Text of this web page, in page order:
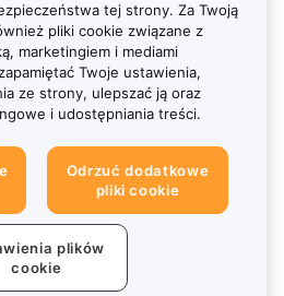
tej strony. Za Twoją
pliki cookie związane z
marketingiem i mediami
Twoje ustawienia,
ze strony, ulepszać ją oraz
i udostępniania treści.
Odrzuć dodatkowe
pliki cookie
plików
cookie